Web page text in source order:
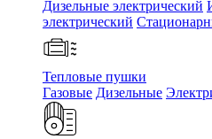
Дизельные электрический
электрический
Тепловые пушки
Газовые Дизельные